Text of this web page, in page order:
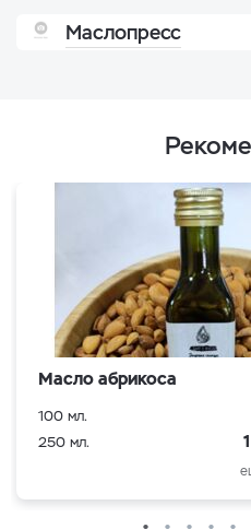
Маслопресс
Масло абрикоса
100 мл.
250 мл.